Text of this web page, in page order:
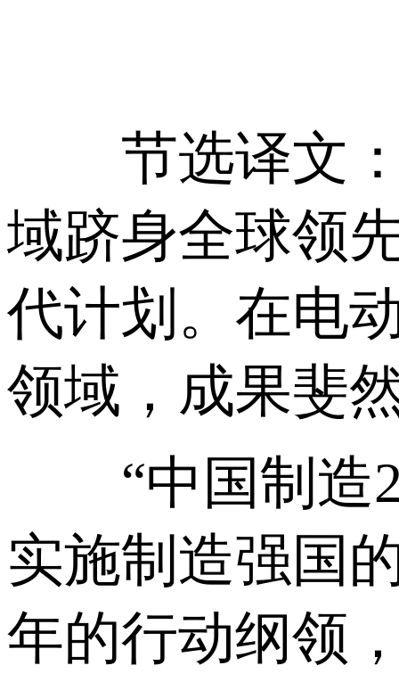
节选译文：
域跻身全球领
代计划。在电
领域，成果斐
“中国制造
实施制造强国
年的行动纲领